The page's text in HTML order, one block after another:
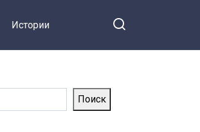
Истории
Поиск